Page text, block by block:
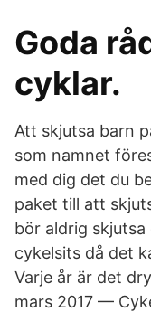
Goda
cyklar.
Att skjutsa barn
som namnet
med dig det du
paket till att
bör aldrig
cykelsits då det
Varje år är det
mars 2017 —